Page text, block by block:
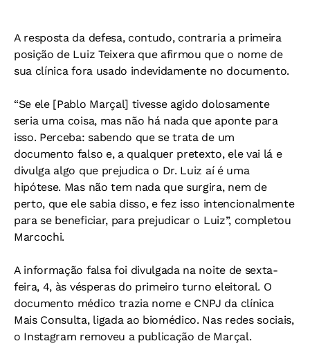
A resposta da defesa, contudo, contraria a primeira
posição de Luiz Teixera que afirmou que o nome de
sua clínica fora usado indevidamente no documento.
“Se ele [Pablo Marçal] tivesse agido dolosamente
seria uma coisa, mas não há nada que aponte para
isso. Perceba: sabendo que se trata de um
documento falso e, a qualquer pretexto, ele vai lá e
divulga algo que prejudica o Dr. Luiz aí é uma
hipótese. Mas não tem nada que surgira, nem de
perto, que ele sabia disso, e fez isso intencionalmente
para se beneficiar, para prejudicar o Luiz”, completou
Marcochi.
A informação falsa foi divulgada na noite de sexta-
feira, 4, às vésperas do primeiro turno eleitoral. O
documento médico trazia nome e CNPJ da clínica
Mais Consulta, ligada ao biomédico. Nas redes sociais,
o Instagram removeu a publicação de Marçal.